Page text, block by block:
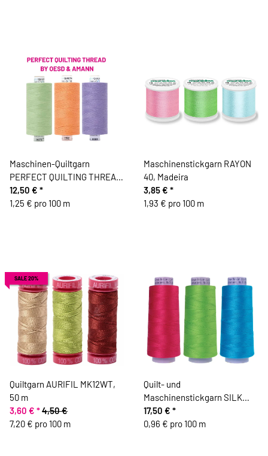
Maschinen-Quiltgarn
PERFECT QUILTING THREAD
No.120, 1000 m, OESD
12,50 € *
1,25 € pro 100 m
Maschinenstickgarn RAYON
40, Madeira
3,85 € *
1,93 € pro 100 m
SALE 20%
Quiltgarn AURIFIL MK12WT,
50 m
3,60 € *4,50 €
7,20 € pro 100 m
Quilt- und
Maschinenstickgarn SILK
FINISH COTTON No.50, 1829
m, Mettler
17,50 € *
0,96 € pro 100 m